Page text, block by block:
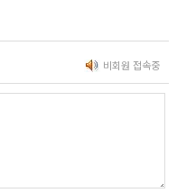
비회원 접속중